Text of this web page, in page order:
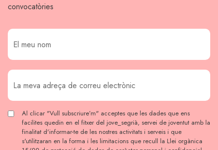
convocatòries
Al clicar "Vull subscriure’m" acceptes que les dades que ens
facilites quedin en el fitxer del jove_segrià, servei de joventut amb la
finalitat d'informar-te de les nostres activitats i serveis i que
s'utilitzaran en la forma i les limitacions que recull la Llei orgànica